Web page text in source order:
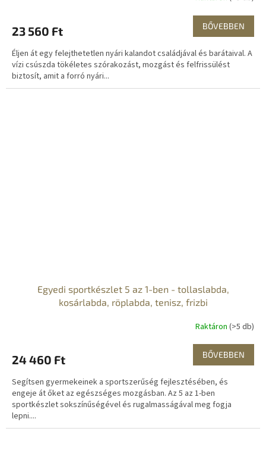
23 560 Ft BŐVEBBEN
Éljen át egy felejthetetlen nyári kalandot családjával és barátaival. A
vízi csúszda tökéletes szórakozást, mozgást és felfrissülést
biztosít, amit a forró nyári...
Egyedi sportkészlet 5 az 1-ben - tollaslabda,
kosárlabda, röplabda, tenisz, frizbi
Raktáron (>5 db)
24 460 Ft BŐVEBBEN
Segítsen gyermekeinek a sportszerűség fejlesztésében, és
engeje át őket az egészséges mozgásban. Az 5 az 1-ben
sportkészlet sokszínűségével és rugalmasságával meg fogja
lepni....